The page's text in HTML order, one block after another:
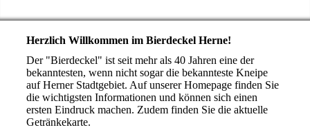
Herzlich Willkommen im Bierdeckel Herne!
Der "Bierdeckel" ist seit mehr als 40 Jahren eine der
bekanntesten, wenn nicht sogar die bekannteste Kneipe
auf Herner Stadtgebiet. Auf unserer Homepage finden Sie
die wichtigsten Informationen und können sich einen
ersten Eindruck machen. Zudem finden Sie die aktuelle
Getränkekarte.